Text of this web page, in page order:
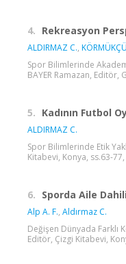
4. Rekreasyon
ALDIRMAZ C.,
Spor Bilimlerinde
BAYER Ramazan, Editör,
5. Kadının Futbol
ALDIRMAZ C.
Spor Bilimlerinde Etik
Kitabevi, Konya, ss.63-
6. Sporda Aile
Alp A. F., Aldırmaz C.
Değişen Dünyada Farklı
Editör, Çizgi Kitabevi,